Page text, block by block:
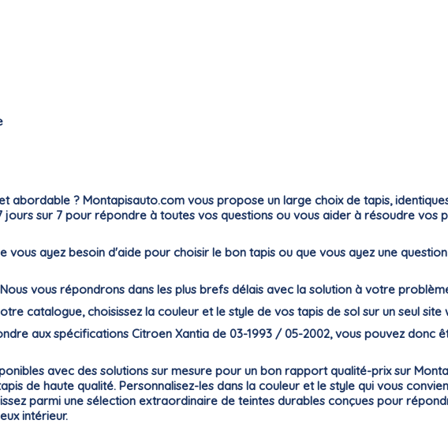
abordable ? Montapisauto.com vous propose un large choix de tapis,
jours sur 7 pour répondre à toutes vos questions ou vous aider à résoudre vos
vous ayez besoin d'aide pour choisir le bon tapis ou que vous ayez une
vous répondrons dans les plus brefs délais avec la solution à votre
catalogue, choisissez la couleur et le style de vos tapis de sol sur un seul site
aux spécifications Citroen Xantia de 03-1993 / 05-2002, vous pouvez donc
avec des solutions sur mesure pour un bon rapport qualité-prix sur
de haute qualité. Personnalisez-les dans la couleur et le style qui vous
parmi une sélection extraordinaire de teintes durables conçues pour
intérieur.